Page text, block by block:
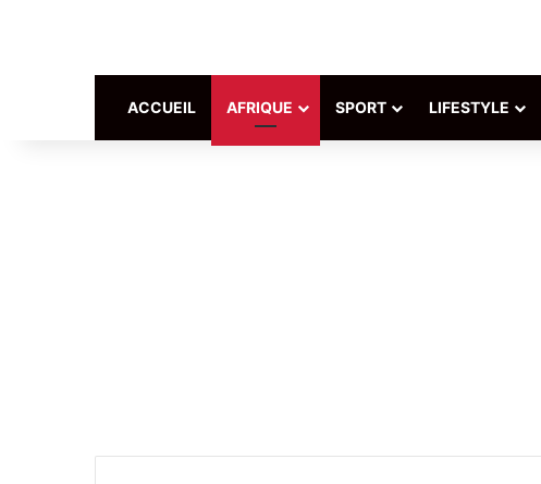
ACCUEIL AFRIQUE SPORT LIFESTYLE